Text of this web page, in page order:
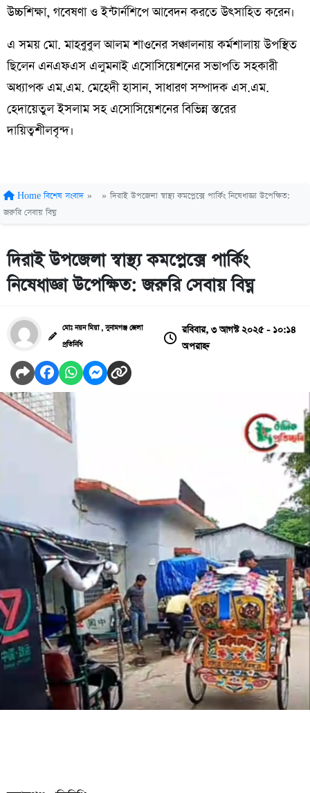
উচ্চশিক্ষা, গবেষণা ও ইন্টার্নশিপে আবেদন করতে উৎসাহিত করেন।
এ সময় মো. মাহবুবুল আলম শাওনের সঞ্চালনায় কর্মশালায় উপস্থিত
ছিলেন এনএফএস এলুমনাই এসোসিয়েশনের সভাপতি সহকারী
অধ্যাপক এম.এম. মেহেদী হাসান, সাধারণ সম্পাদক এস.এম.
হেদায়েতুল ইসলাম সহ এসোসিয়েশনের বিভিন্ন স্তরের
দায়িত্বশীলবৃন্দ।
Home বিশেষ সংবাদ » » দিরাই উপজেলা স্বাস্থ্য কমপ্লেক্সে পার্কিং নিষেধাজ্ঞা উপেক্ষিত:
জরুরি সেবায় বিঘ্ন
দিরাই উপজেলা স্বাস্থ্য কমপ্লেক্সে পার্কিং
নিষেধাজ্ঞা উপেক্ষিত: জরুরি সেবায় বিঘ্ন
মোঃ নয়ন মিয়া , সুনামগঞ্জ জেলা
প্রতিনিধি
রবিবার, ৩ আগস্ট ২০২৫ - ১০:১৪
অপরাহ্ন